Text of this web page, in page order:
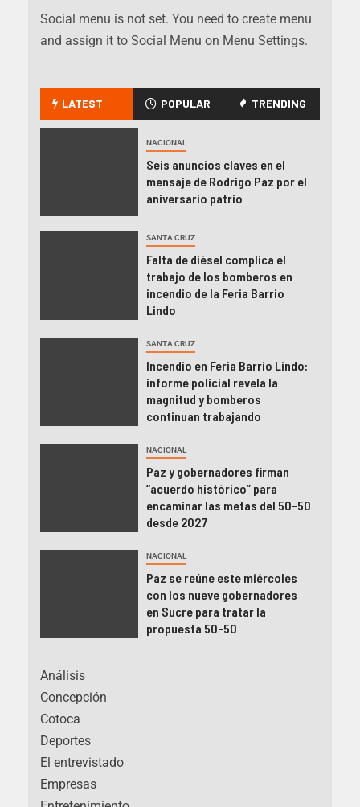
Social menu is not set. You need to create menu
and assign it to Social Menu on Menu Settings.
LATEST POPULAR TRENDING
NACIONAL
Seis anuncios claves en el
mensaje de Rodrigo Paz por el
aniversario patrio
SANTA CRUZ
Falta de diésel complica el
trabajo de los bomberos en
incendio de la Feria Barrio
Lindo
SANTA CRUZ
Incendio en Feria Barrio Lindo:
informe policial revela la
magnitud y bomberos
continuan trabajando
NACIONAL
Paz y gobernadores firman
“acuerdo histórico” para
encaminar las metas del 50-50
desde 2027
NACIONAL
Paz se reúne este miércoles
con los nueve gobernadores
en Sucre para tratar la
propuesta 50-50
Análisis
Concepción
Cotoca
Deportes
El entrevistado
Empresas